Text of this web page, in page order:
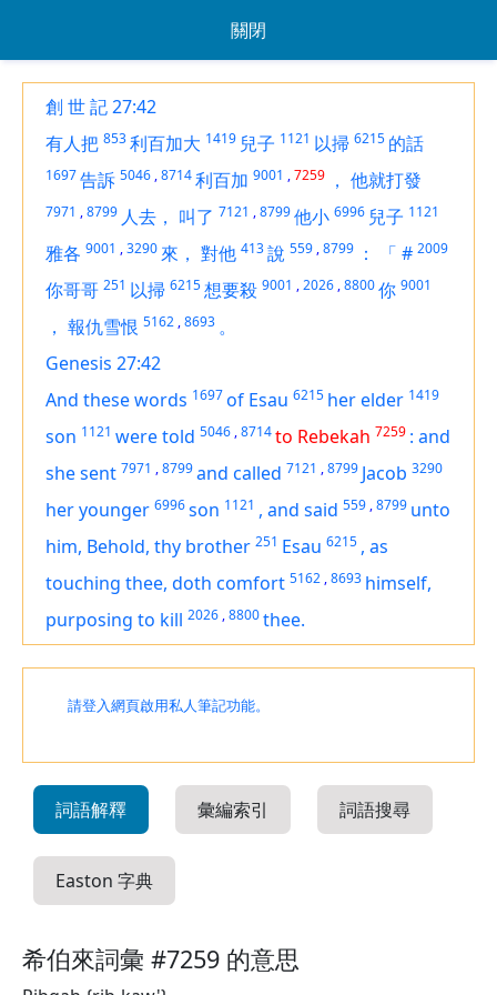
關閉
創 世 記 27:42
有人把 853利百加大 1419 兒子 1121 以掃 6215 的話
1697告訴 5046 ,8714利百加 9001 ,7259 ， 他就打發
7971 ,8799 人去， 叫了 7121 ,8799他小 6996 兒子 1121
雅各 9001 ,3290 來， 對他 413說 559 ,8799 ： 「 # 2009
你哥哥 251 以掃 6215想要殺 9001 ,2026 ,8800你 9001
， 報仇雪恨 5162 ,8693 。
Genesis 27:42
And these words 1697of Esau 6215 her elder 1419
son 1121 were told 5046 ,8714to Rebekah 7259 : and
she sent 7971 ,8799and called 7121 ,8799 Jacob 3290
her younger 6996son 1121 , and said 559 ,8799 unto
him, Behold, thy brother 251 Esau 6215 , as
touching thee, doth comfort 5162 ,8693 himself,
purposing to kill 2026 ,8800thee.
請登入網頁啟用私人筆記功能。
詞語解釋 彙編索引 詞語搜尋
Easton 字典
希伯來詞彙 #7259 的意思